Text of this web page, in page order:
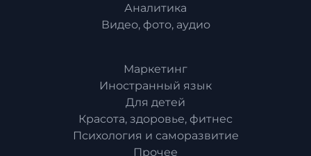
Аналитика
Видео, фото, аудио
Маркетинг
Иностранный язык
Для детей
Красота, здоровье, фитнес
Психология и саморазвитие
Прочее